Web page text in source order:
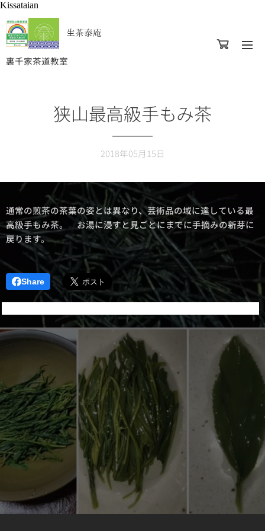
Kissataian
生茶泰庵
裏千家茶道教室
狭山最高級手もみ茶
2018年05月15日
通常の煎茶の茶葉の姿とは異なり、芸術品の域に達している最
高級手もみ茶。 お湯に浸すと見ごとにまでに手摘みの新芽に
戻ります。
Share